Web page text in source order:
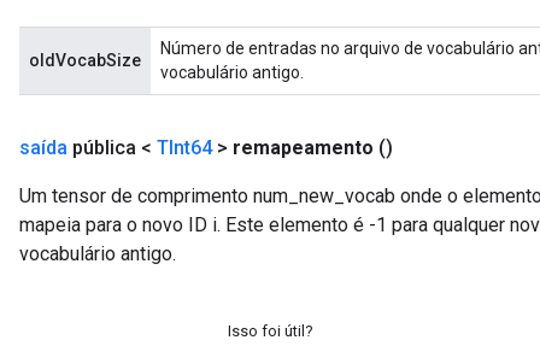
oldVocabSize
Número de entradas no arquivo de vocabulário
vocabulário antigo.
saída pública < TInt64> remapeamento ()
Um tensor de comprimento num_new_vocab onde o
mapeia para o novo ID i. Este elemento é -1 para qualquer
vocabulário antigo.
Isso foi útil?